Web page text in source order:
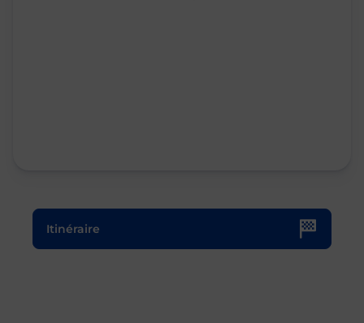
Itinéraire
Le lien s'ouvre dans un nouvel onglet